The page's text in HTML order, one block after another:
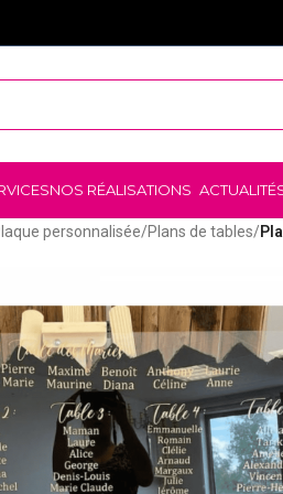
NOS RÉALISATIONS
personnalisée/Plans de tables/